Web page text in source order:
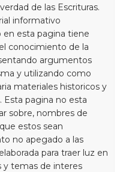
de las Escrituras.
informativo
en esta pagina tiene
conocimiento de la
argumentos
y utilizando como
materiales historicos y
Esta pagina no esta
sobre, nombres de
estos sean
no apegado a las
para traer luz en
y temas de interes